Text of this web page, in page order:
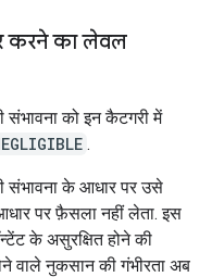
करने का लेवल
को इन कैटगरी में
.
संभावना के आधार पर उसे
पर फ़ैसला नहीं लेता. इस
के असुरक्षित होने की
वाले नुकसान की गंभीरता अब